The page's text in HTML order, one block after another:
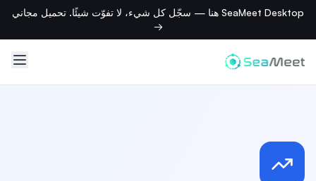
SeaMeet Desktop هنا — سجّل كل شيء، لا تفوّت شيئًا. تحميل مجاني
→